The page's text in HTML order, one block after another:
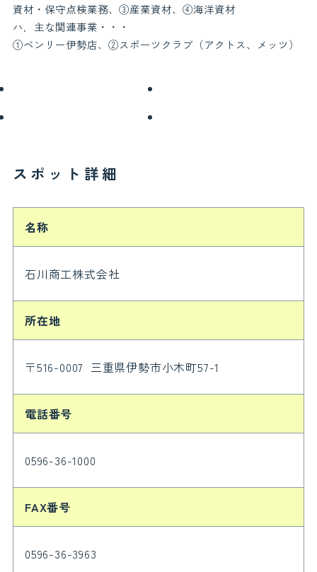
会員一覧
プライバシーポリシー
サイトマップ
資材・保守点検業務、③産業資材、④海洋資材
ハ．主な関連事業・・・
①ベンリー伊勢店、②スポーツクラブ（アクトス、メッツ）
スポット詳細
名称
石川商工株式会社
所在地
〒516-0007 三重県伊勢市小木町57-1
電話番号
0596-36-1000
FAX番号
0596-36-3963